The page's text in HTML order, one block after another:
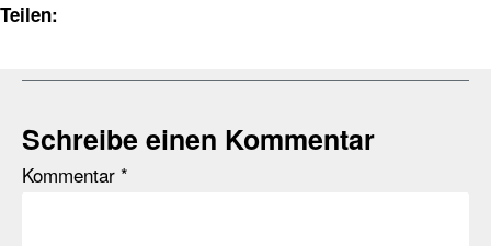
Teilen:
Schreibe einen Kommentar
Kommentar *